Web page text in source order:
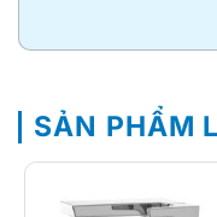
SẢN PHẨM